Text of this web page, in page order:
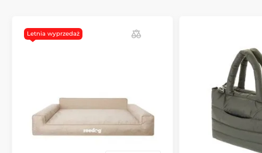
Letnia wyprzedaż